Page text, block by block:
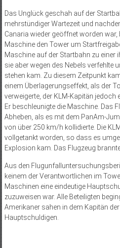
Das Unglück geschah auf der
mehrstündiger Wartezeit und
Canaria wieder geöffnet worden war,
Maschine den Tower um
Maschine auf der Startbahn zu einer
sie aber wegen des Nebels verfehlte
stehen kam. Zu diesem Zeitpunkt
einem Überlagerungseffekt, als der
verweigerte, der KLM-Kapitän jedoch
Er beschleunigte die Maschine. Das
Abheben, als es mit dem PanAm-
von über 250 km/h kollidierte. Die
vollgetankt worden, so dass es
Explosion kam. Das Flugzeug
Aus den
keinem der Verantwortlichen im
Maschinen eine eindeutige
zuzuweisen war. Alle Beteiligten
Amerikaner sahen in dem Kapitän
Hauptschuldigen.